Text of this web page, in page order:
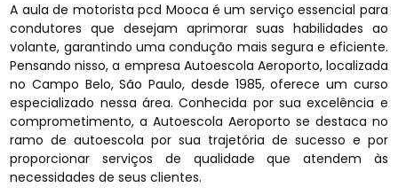
A aula de motorista pcd Mooca é um serviço essencial para
condutores que desejam aprimorar suas habilidades ao
volante, garantindo uma condução mais segura e eficiente.
Pensando nisso, a empresa Autoescola Aeroporto, localizada
no Campo Belo, São Paulo, desde 1985, oferece um curso
especializado nessa área. Conhecida por sua excelência e
comprometimento, a Autoescola Aeroporto se destaca no
ramo de autoescola por sua trajetória de sucesso e por
proporcionar serviços de qualidade que atendem às
necessidades de seus clientes.